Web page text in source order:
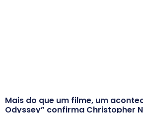
Mais do que um filme, um
Odyssey” confirma Christopher